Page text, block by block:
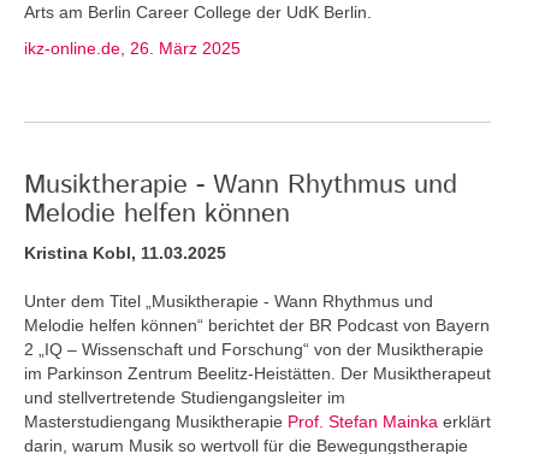
Arts am Berlin Career College der UdK Berlin.
ikz-online.de, 26. März 2025
Musiktherapie - Wann Rhythmus und
Melodie helfen können
Kristina Kobl, 11.03.2025
Unter dem Titel „Musiktherapie - Wann Rhythmus und
Melodie helfen können“ berichtet der BR Podcast von Bayern
2 „IQ – Wissenschaft und Forschung“ von der Musiktherapie
im Parkinson Zentrum Beelitz-Heistätten. Der Musiktherapeut
und stellvertretende Studiengangsleiter im
Masterstudiengang Musiktherapie Prof. Stefan Mainka erklärt
darin, warum Musik so wertvoll für die Bewegungstherapie